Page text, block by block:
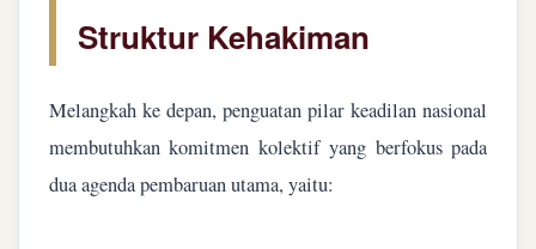
Struktur Kehakiman
Melangkah ke depan, penguatan pilar keadilan nasional
membutuhkan komitmen kolektif yang berfokus pada
dua agenda pembaruan utama, yaitu: